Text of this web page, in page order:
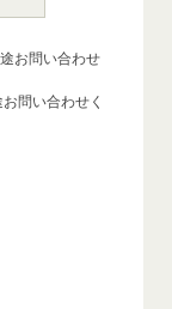
お問い合わせ
問い合わせく